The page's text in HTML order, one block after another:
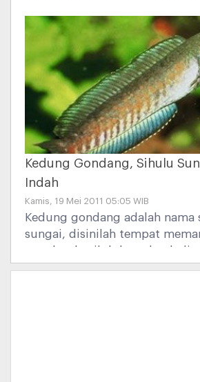
beberapa menu sari laut yang
diakrabi setiap kali berkunjung
Pangandaran.
Kedung Gondang, Sihulu
Indah
Kamis, 19 Mei 2011 05:05 WIB
Kedung gondang adalah nama
sungai, disinilah tempat
sewaktu kecil dulu,terletak
pesawahan yang subur